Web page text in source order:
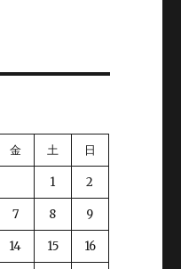
金 土 日
1 2
7 8 9
14 15 16